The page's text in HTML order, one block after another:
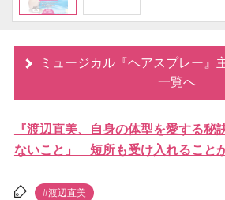
ミュージカル『ヘアスプレー』
一覧へ
『渡辺直美、自身の体型を愛する秘
ないこと」 短所も受け入れること
#渡辺直美